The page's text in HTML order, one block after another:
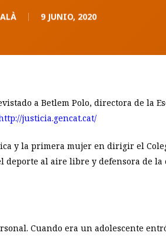
9 JUNIO, 2020
a Betlem Polo, directora de la
justicia.gencat.cat/
y la primera mujer en dirigir el
deporte al aire libre y defensora de la
Cuando era un adolescente